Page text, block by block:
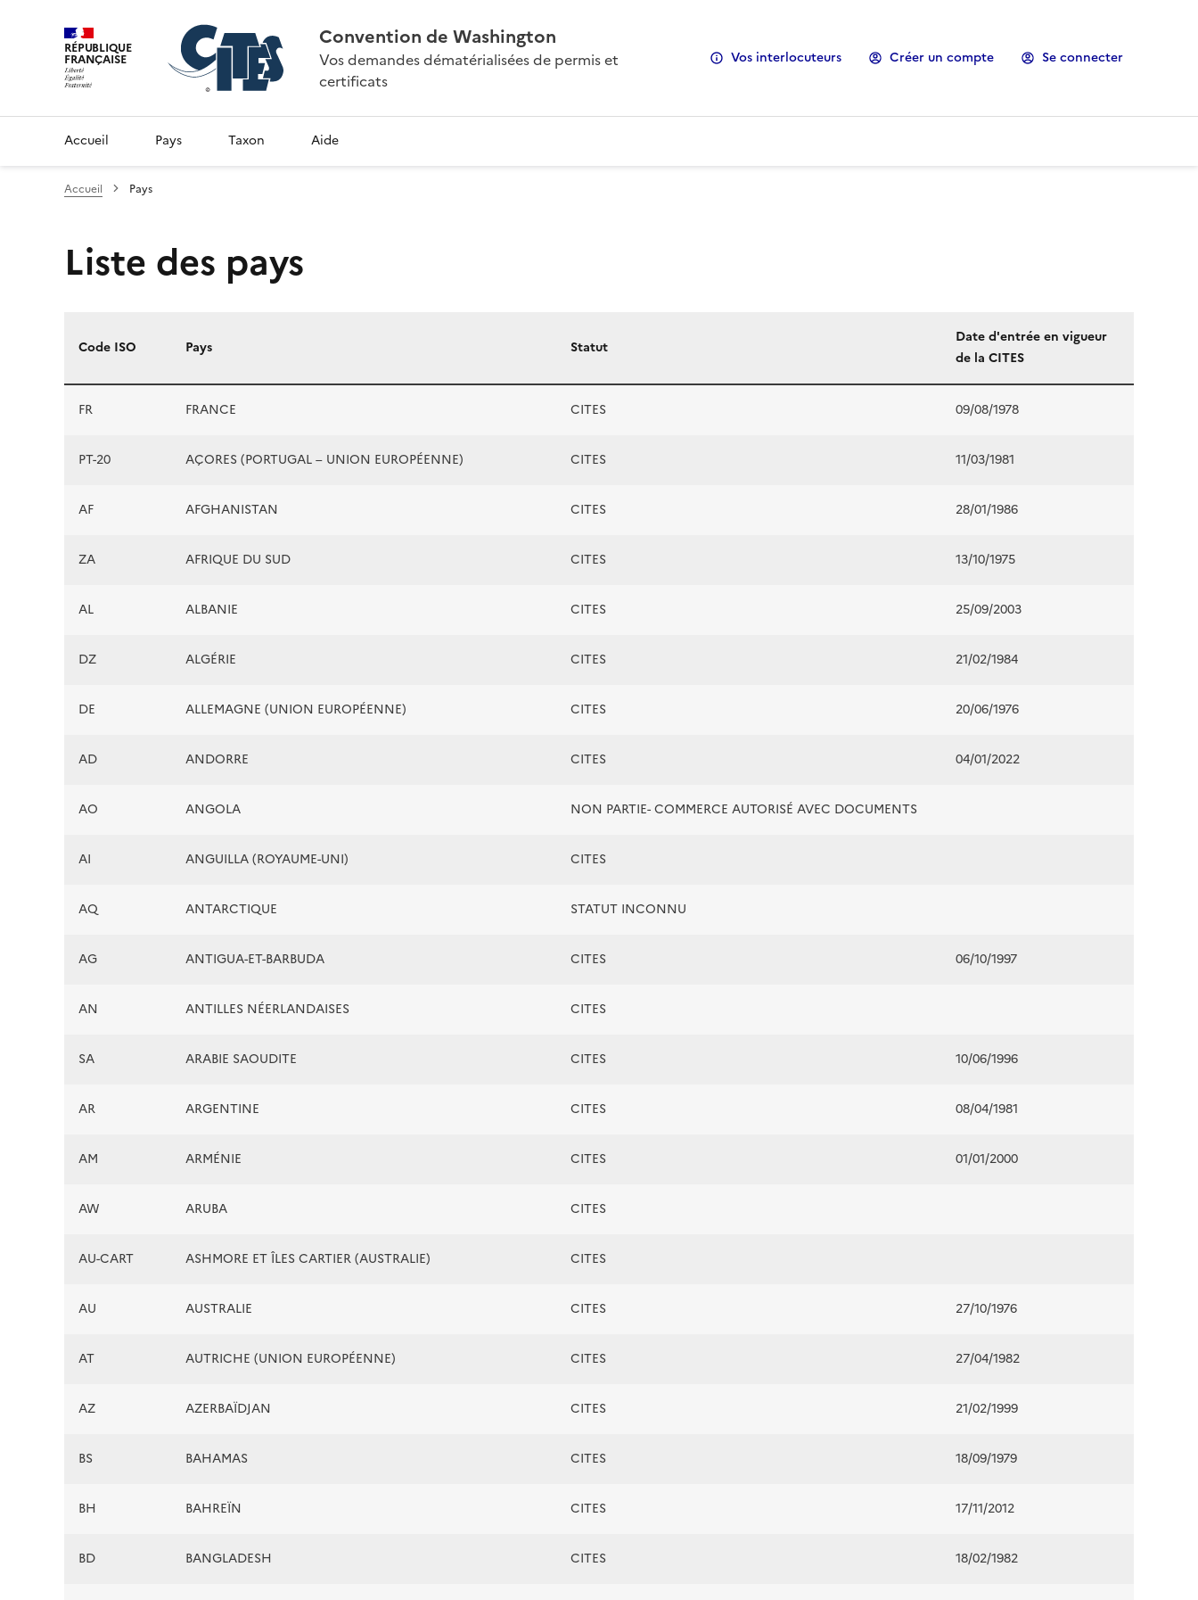
RÉPUBLIQUE
FRANÇAISE
Convention de Washington
Vos demandes dématérialisées de permis et
certificats
Vos interlocuteurs Créer un compte Se connecter
Accueil Pays Taxon Aide
Accueil Pays
Liste des pays
Liste des pays
Code ISO Pays Statut
Date d'entrée en vigueur
de la CITES
FR FRANCE CITES 09/08/1978
PT-20 AÇORES (PORTUGAL – UNION EUROPÉENNE) CITES 11/03/1981
AF AFGHANISTAN CITES 28/01/1986
ZA AFRIQUE DU SUD CITES 13/10/1975
AL ALBANIE CITES 25/09/2003
DZ ALGÉRIE CITES 21/02/1984
DE ALLEMAGNE (UNION EUROPÉENNE) CITES 20/06/1976
AD ANDORRE CITES 04/01/2022
AO ANGOLA NON PARTIE- COMMERCE AUTORISÉ AVEC DOCUMENTS
AI ANGUILLA (ROYAUME-UNI) CITES
AQ ANTARCTIQUE STATUT INCONNU
AG ANTIGUA-ET-BARBUDA CITES 06/10/1997
AN ANTILLES NÉERLANDAISES CITES
SA ARABIE SAOUDITE CITES 10/06/1996
AR ARGENTINE CITES 08/04/1981
AM ARMÉNIE CITES 01/01/2000
AW ARUBA CITES
AU-CART ASHMORE ET ÎLES CARTIER (AUSTRALIE) CITES
AU AUSTRALIE CITES 27/10/1976
AT AUTRICHE (UNION EUROPÉENNE) CITES 27/04/1982
AZ AZERBAÏDJAN CITES 21/02/1999
BS BAHAMAS CITES 18/09/1979
BH BAHREÏN CITES 17/11/2012
BD BANGLADESH CITES 18/02/1982